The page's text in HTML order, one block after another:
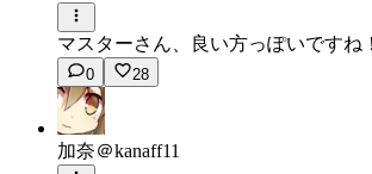
マスターさん、良い方っぽいです
0 28
加奈＠kanaff11